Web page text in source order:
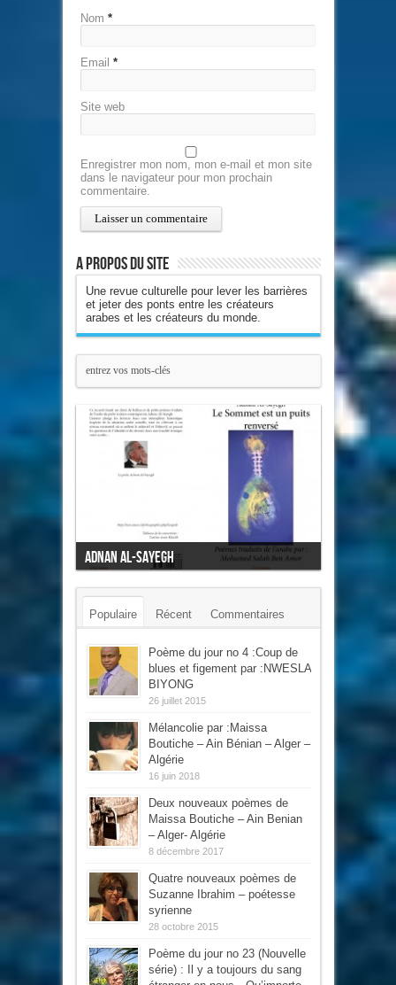
Nom *
Email *
Site web
Enregistrer mon nom, mon e-mail et mon site
dans le navigateur pour mon prochain
commentaire.
A propos du site
Une revue culturelle pour lever les barrières
et jeter des ponts entre les créateurs
arabes et les créateurs du monde.
Adnan Al-Sayegh
Populaire Récent Commentaires
Mots-clés
Poème du jour no 4 :Coup de
blues et figement par :NWESLA
BIYONG
26 juillet 2015
Mélancolie par :Maissa
Boutiche – Ain Bénian – Alger –
Algérie
16 juin 2018
Deux nouveaux poèmes de
Maissa Boutiche – Ain Benian
– Alger- Algérie
8 décembre 2017
Quatre nouveaux poèmes de
Suzanne Ibrahim – poétesse
syrienne
28 octobre 2015
Poème du jour no 23 (Nouvelle
série) : Il y a toujours du sang